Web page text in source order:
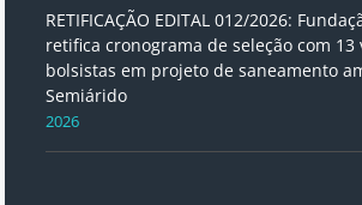
RETIFICAÇÃO EDITAL 012/2026:
retifica cronograma de seleção com 13
bolsistas em projeto de saneamento
Semiárido
2026